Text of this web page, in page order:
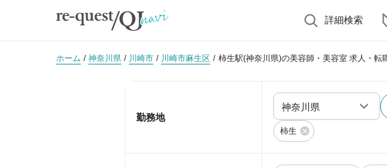
詳細検索
ホーム 神奈川県 川崎市 川崎市麻生区 柿生駅(神奈川県)の美容師・美容室 求人・転
勤務地
柿生